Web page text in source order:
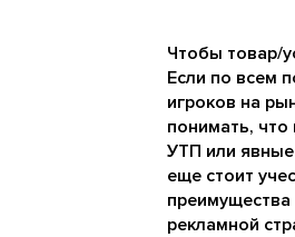
Чтобы товар/
Если по всем
игроков на
понимать, что
УТП или явные
еще стоит
рекламной